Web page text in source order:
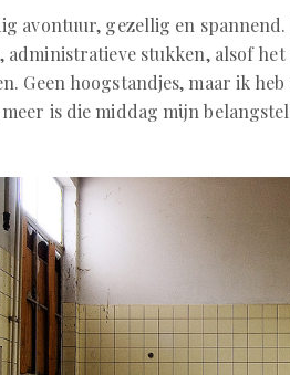
avontuur, gezellig en
administratieve stukken, alsof
Geen hoogstandjes, maar ik
meer is die middag mijn